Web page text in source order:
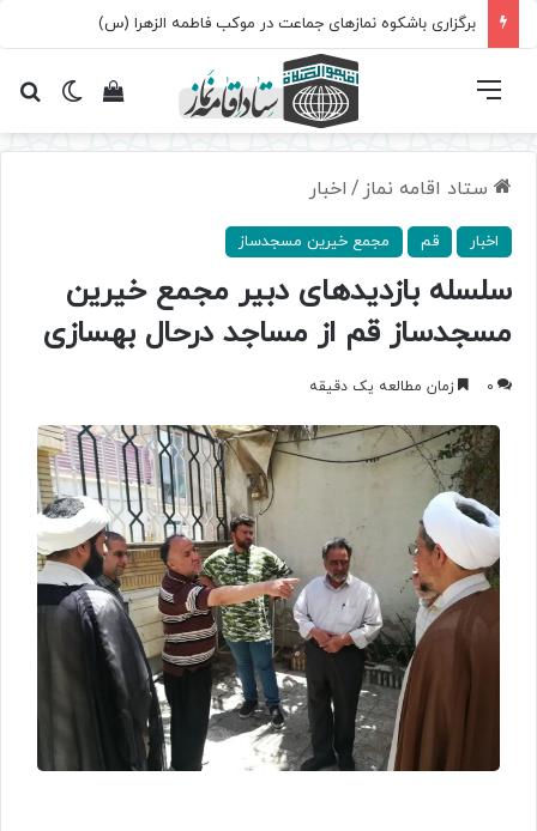
برگزاری باشکوه نمازهای جماعت در موکب فاطمه الزهرا (س)
تغییرمشاهده فهرست
ستاد اقامه نماز / اخبار
اخبار قم مجمع خیرین مسجدساز
سلسله بازدید‌های دبیر مجمع خیرین
مسجدساز قم از مساجد درحال بهسازی
0 زمان مطالعه یک دقیقه